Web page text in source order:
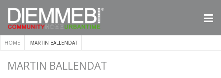
HOME MARTIN BALLENDAT
MARTIN BALLENDAT